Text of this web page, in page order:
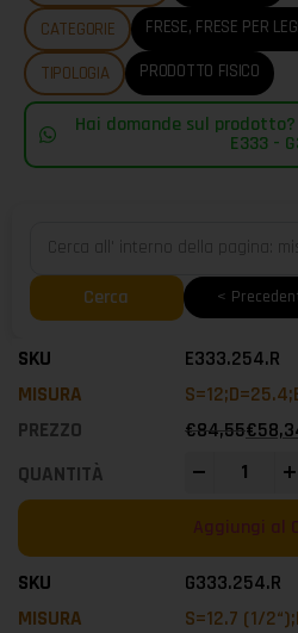
CATEGORIE FRESE, FRESE PER
TIPOLOGIA PRODOTTO FISICO
Hai domande sul
E333 -
Cerca <
E333.254.R
€84,55€
Aggiungi al
G333.254.R
S=12.7 (1/